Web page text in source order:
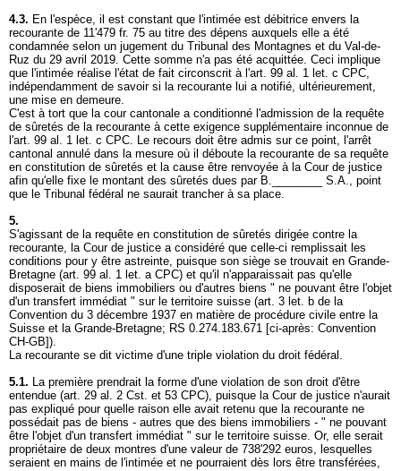
4.3. En l'espèce, il est constant que l'intimée est débitrice envers la
recourante de 11'479 fr. 75 au titre des dépens auxquels elle a été
condamnée selon un jugement du Tribunal des Montagnes et du Val-de-
Ruz du 29 avril 2019. Cette somme n'a pas été acquittée. Ceci implique
que l'intimée réalise l'état de fait circonscrit à l'art. 99 al. 1 let. c CPC,
indépendamment de savoir si la recourante lui a notifié, ultérieurement,
une mise en demeure.
C'est à tort que la cour cantonale a conditionné l'admission de la requête
de sûretés de la recourante à cette exigence supplémentaire inconnue de
l'art. 99 al. 1 let. c CPC. Le recours doit être admis sur ce point, l'arrêt
cantonal annulé dans la mesure où il déboute la recourante de sa requête
en constitution de sûretés et la cause être renvoyée à la Cour de justice
afin qu'elle fixe le montant des sûretés dues par B.________ S.A., point
que le Tribunal fédéral ne saurait trancher à sa place.
5.
S'agissant de la requête en constitution de sûretés dirigée contre la
recourante, la Cour de justice a considéré que celle-ci remplissait les
conditions pour y être astreinte, puisque son siège se trouvait en Grande-
Bretagne (art. 99 al. 1 let. a CPC) et qu'il n'apparaissait pas qu'elle
disposerait de biens immobiliers ou d'autres biens " ne pouvant être l'objet
d'un transfert immédiat " sur le territoire suisse (art. 3 let. b de la
Convention du 3 décembre 1937 en matière de procédure civile entre la
Suisse et la Grande-Bretagne; RS 0.274.183.671 [ci-après: Convention
CH-GB]).
La recourante se dit victime d'une triple violation du droit fédéral.
5.1. La première prendrait la forme d'une violation de son droit d'être
entendue (art. 29 al. 2 Cst. et 53 CPC), puisque la Cour de justice n'aurait
pas expliqué pour quelle raison elle avait retenu que la recourante ne
possédait pas de biens - autres que des biens immobiliers - " ne pouvant
être l'objet d'un transfert immédiat " sur le territoire suisse. Or, elle serait
propriétaire de deux montres d'une valeur de 738'292 euros, lesquelles
seraient en mains de l'intimée et ne pourraient dès lors être transférées,